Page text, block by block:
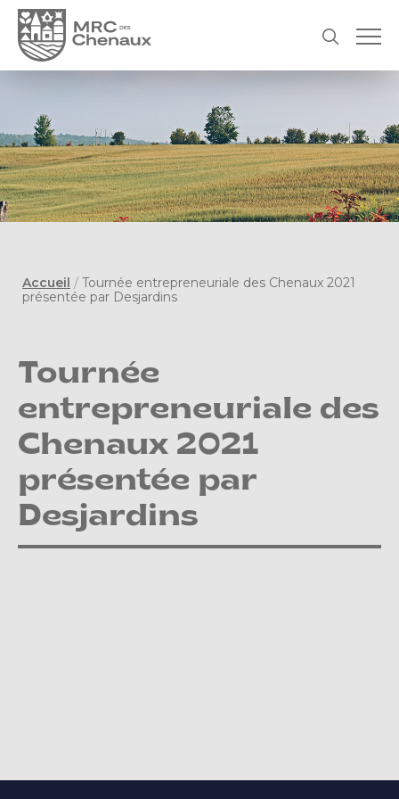
Accueil / Tournée entrepreneuriale des Chenaux 2021
présentée par Desjardins
Tournée
entrepreneuriale des
Chenaux 2021
présentée par
Desjardins